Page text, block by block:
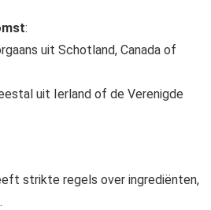
:
uit Schotland, Canada of
uit Ierland of de Verenigde
strikte regels over ingrediënten,